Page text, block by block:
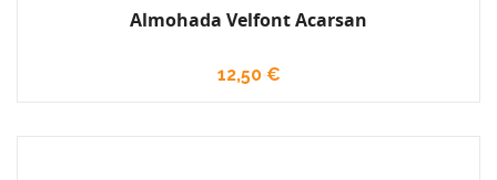
Almohada Velfont Acarsan
12,50 €